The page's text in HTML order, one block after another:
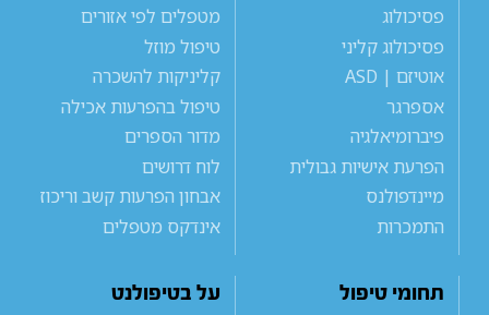
פסיכולוג
פסיכולוג קליני
אוטיזם | ASD
אספרגר
פיברומיאלגיה
הפרעת אישיות גבולית
מיינדפולנס
התמכרות
מטפלים לפי אזורים
טיפול מוזל
קליניקות להשכרה
טיפול בהפרעות אכילה
מדור הספרים
לוח דרושים
אבחון הפרעות קשב וריכוז
אינדקס מטפלים
תחומי טיפול
על בטיפולנט